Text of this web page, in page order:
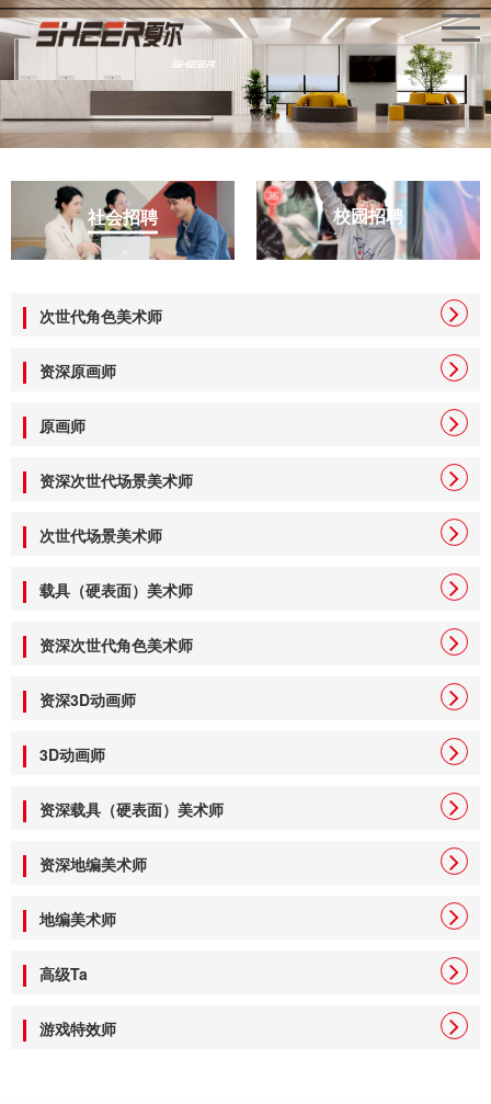
社会招聘 校园招聘
次世代角色美术师
资深原画师
原画师
资深次世代场景美术师
次世代场景美术师
载具（硬表面）美术师
资深次世代角色美术师
资深3D动画师
3D动画师
资深载具（硬表面）美术师
资深地编美术师
地编美术师
高级Ta
游戏特效师